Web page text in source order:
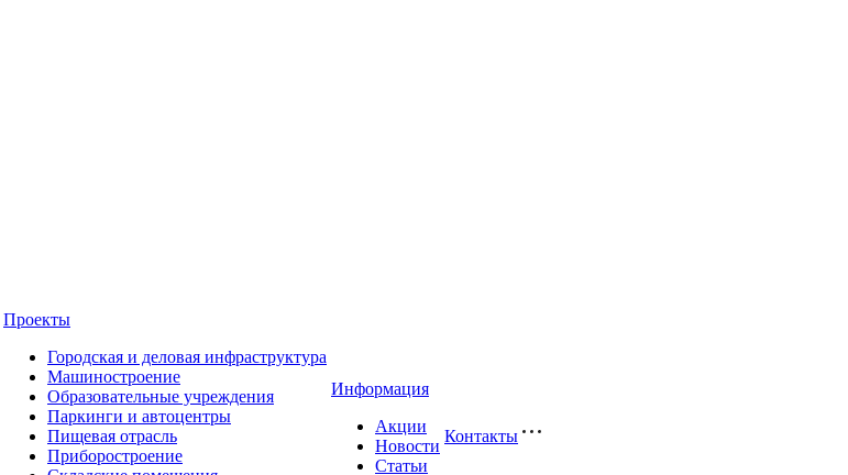
Проекты
Городская и деловая инфраструктура
Машиностроение
Образовательные учреждения
Паркинги и автоцентры
Пищевая отрасль
Приборостроение
Информация
Акции
Новости
Статьи
Контакты